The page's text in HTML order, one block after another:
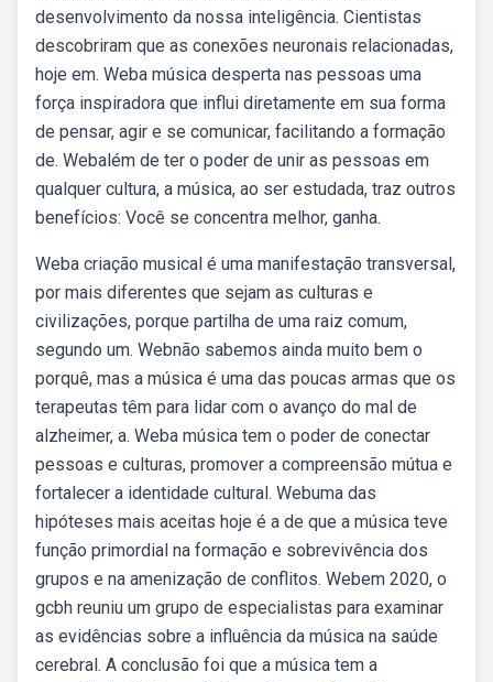
desenvolvimento da nossa inteligência. Cientistas
descobriram que as conexões neuronais relacionadas,
hoje em. Weba música desperta nas pessoas uma
força inspiradora que influi diretamente em sua forma
de pensar, agir e se comunicar, facilitando a formação
de. Webalém de ter o poder de unir as pessoas em
qualquer cultura, a música, ao ser estudada, traz outros
benefícios: Você se concentra melhor, ganha.
Weba criação musical é uma manifestação transversal,
por mais diferentes que sejam as culturas e
civilizações, porque partilha de uma raiz comum,
segundo um. Webnão sabemos ainda muito bem o
porquê, mas a música é uma das poucas armas que os
terapeutas têm para lidar com o avanço do mal de
alzheimer, a. Weba música tem o poder de conectar
pessoas e culturas, promover a compreensão mútua e
fortalecer a identidade cultural. Webuma das
hipóteses mais aceitas hoje é a de que a música teve
função primordial na formação e sobrevivência dos
grupos e na amenização de conflitos. Webem 2020, o
gcbh reuniu um grupo de especialistas para examinar
as evidências sobre a influência da música na saúde
cerebral. A conclusão foi que a música tem a